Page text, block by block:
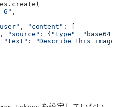
6" ,
, "content" : [
, "source" : { "type" : "base64"
"text" :
"Describe this